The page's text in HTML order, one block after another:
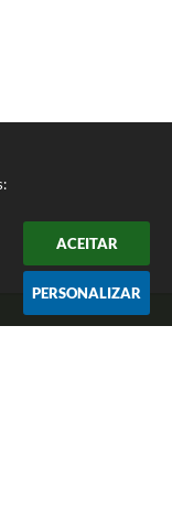
ACEITAR
PERSONALIZAR